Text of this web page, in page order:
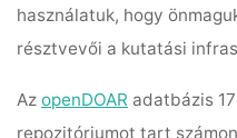
használatuk, hogy
résztvevői a kutatási
AzopenDOAR adatbázis
repozitóriumot tart